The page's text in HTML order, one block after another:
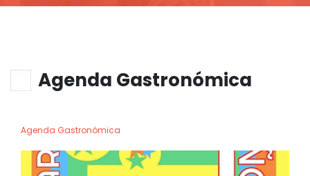
Agenda Gastronómica
Agenda Gastronómica